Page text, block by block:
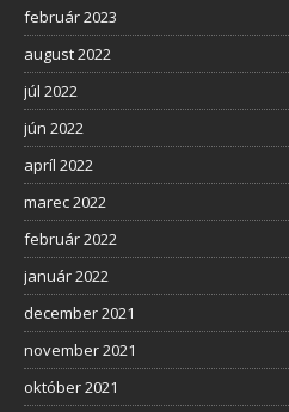
február 2023
august 2022
júl 2022
jún 2022
apríl 2022
marec 2022
február 2022
január 2022
december 2021
november 2021
október 2021